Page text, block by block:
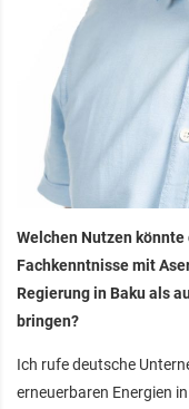
Welchen Nutzen
Fachkenntnisse mit
Regierung in Baku als
bringen?
Ich rufe deutsche
erneuerbaren Energien